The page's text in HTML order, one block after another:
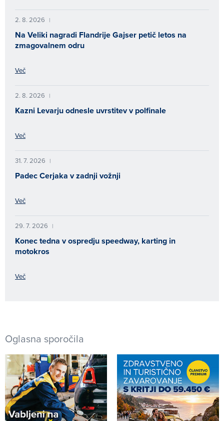
2. 8. 2026 |
Na Veliki nagradi Flandrije Gajser petič letos na
zmagovalnem odru
Več
2. 8. 2026 |
Kazni Levarju odnesle uvrstitev v polfinale
Več
31. 7. 2026 |
Padec Cerjaka v zadnji vožnji
Več
29. 7. 2026 |
Konec tedna v ospredju speedway, karting in
motokros
Več
Oglasna sporočila